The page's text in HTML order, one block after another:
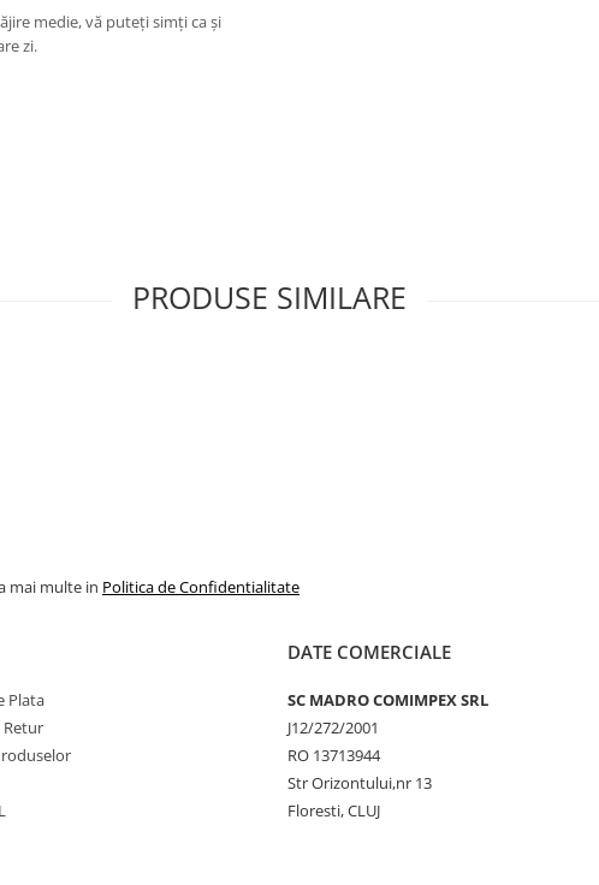
medie, vă puteți simți ca și
zi.
PRODUSE SIMILARE
mai multe in Politica de Confidentialitate
Plata
Retur
DATE COMERCIALE
SC MADRO COMIMPEX SRL
J12/272/2001
RO 13713944
Str Orizontului,nr 13
Floresti, CLUJ